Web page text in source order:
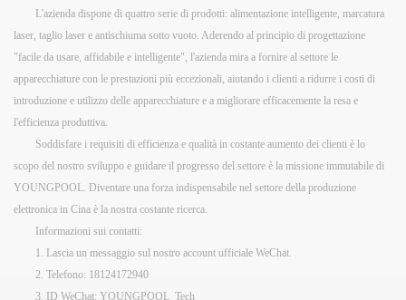
L'azienda dispone di quattro serie di prodotti: alimentazione intelligente, marcatura
laser, taglio laser e antischiuma sotto vuoto. Aderendo al principio di progettazione
"facile da usare, affidabile e intelligente", l'azienda mira a fornire al settore le
apparecchiature con le prestazioni più eccezionali, aiutando i clienti a ridurre i costi di
introduzione e utilizzo delle apparecchiature e a migliorare efficacemente la resa e
l'efficienza produttiva.
Soddisfare i requisiti di efficienza e qualità in costante aumento dei clienti è lo
scopo del nostro sviluppo e guidare il progresso del settore è la missione immutabile di
YOUNGPOOL. Diventare una forza indispensabile nel settore della produzione
elettronica in Cina è la nostra costante ricerca.
Informazioni sui contatti:
1. Lascia un messaggio sul nostro account ufficiale WeChat.
2. Telefono: 18124172940
3. ID WeChat: YOUNGPOOL_Tech